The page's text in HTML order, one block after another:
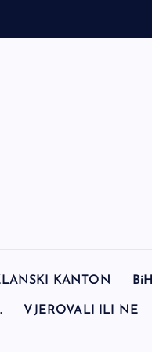
KANTON BiH
VJEROVALI ILI NE